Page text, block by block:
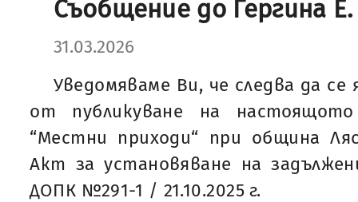
Съобщение до Гергина
31.03.2026
Уведомяваме Ви, че следва да
от публикуване на
“Местни приходи“ при община
Акт за установяване на
ДОПК №291-1 / 21.10.2025 г.